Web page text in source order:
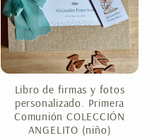
Libro de firmas y fotos
personalizado. Primera
Comunión COLECCIÓN
ANGELITO (niño)